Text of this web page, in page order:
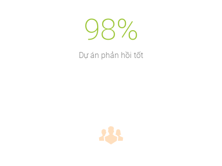
98%
Dự án phản hồi tốt